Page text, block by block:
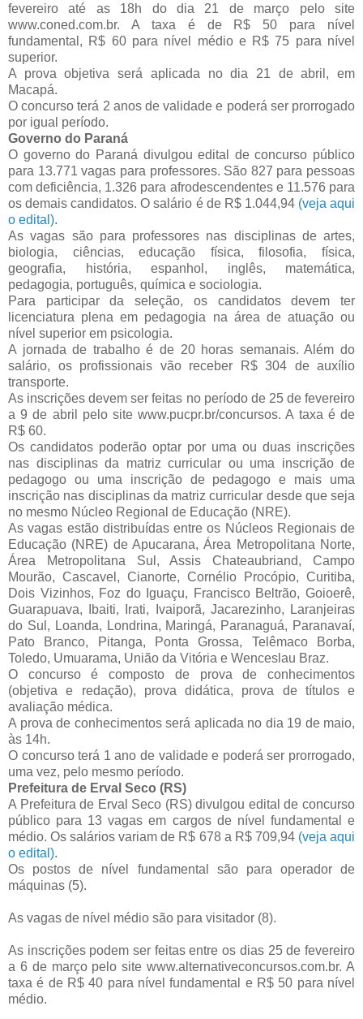
fevereiro até as 18h do dia 21 de março pelo site
www.coned.com.br. A taxa é de R$ 50 para nível
fundamental, R$ 60 para nível médio e R$ 75 para nível
superior.
A prova objetiva será aplicada no dia 21 de abril, em
Macapá.
O concurso terá 2 anos de validade e poderá ser prorrogado
por igual período.
Governo do Paraná
O governo do Paraná divulgou edital de concurso público
para 13.771 vagas para professores. São 827 para pessoas
com deficiência, 1.326 para afrodescendentes e 11.576 para
os demais candidatos. O salário é de R$ 1.044,94 (veja aqui
o edital).
As vagas são para professores nas disciplinas de artes,
biologia, ciências, educação física, filosofia, física,
geografia, história, espanhol, inglês, matemática,
pedagogia, português, química e sociologia.
Para participar da seleção, os candidatos devem ter
licenciatura plena em pedagogia na área de atuação ou
nível superior em psicologia.
A jornada de trabalho é de 20 horas semanais. Além do
salário, os profissionais vão receber R$ 304 de auxílio
transporte.
As inscrições devem ser feitas no período de 25 de fevereiro
a 9 de abril pelo site www.pucpr.br/concursos. A taxa é de
R$ 60.
Os candidatos poderão optar por uma ou duas inscrições
nas disciplinas da matriz curricular ou uma inscrição de
pedagogo ou uma inscrição de pedagogo e mais uma
inscrição nas disciplinas da matriz curricular desde que seja
no mesmo Núcleo Regional de Educação (NRE).
As vagas estão distribuídas entre os Núcleos Regionais de
Educação (NRE) de Apucarana, Área Metropolitana Norte,
Área Metropolitana Sul, Assis Chateaubriand, Campo
Mourão, Cascavel, Cianorte, Cornélio Procópio, Curitiba,
Dois Vizinhos, Foz do Iguaçu, Francisco Beltrão, Goioerê,
Guarapuava, Ibaiti, Irati, Ivaiporã, Jacarezinho, Laranjeiras
do Sul, Loanda, Londrina, Maringá, Paranaguá, Paranavaí,
Pato Branco, Pitanga, Ponta Grossa, Telêmaco Borba,
Toledo, Umuarama, União da Vitória e Wenceslau Braz.
O concurso é composto de prova de conhecimentos
(objetiva e redação), prova didática, prova de títulos e
avaliação médica.
A prova de conhecimentos será aplicada no dia 19 de maio,
às 14h.
O concurso terá 1 ano de validade e poderá ser prorrogado,
uma vez, pelo mesmo período.
Prefeitura de Erval Seco (RS)
A Prefeitura de Erval Seco (RS) divulgou edital de concurso
público para 13 vagas em cargos de nível fundamental e
médio. Os salários variam de R$ 678 a R$ 709,94 (veja aqui
o edital).
Os postos de nível fundamental são para operador de
máquinas (5).
As vagas de nível médio são para visitador (8).
As inscrições podem ser feitas entre os dias 25 de fevereiro
a 6 de março pelo site www.alternativeconcursos.com.br. A
taxa é de R$ 40 para nível fundamental e R$ 50 para nível
médio.